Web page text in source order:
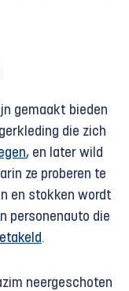
gemaakt bieden
die zich
, en later wild
ze proberen te
en stokken wordt
personenauto die
.
neergeschoten